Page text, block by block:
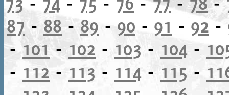
87 -88-89 - 90 - 91 - 92-
-101- 102 - 103 - 104 -
- 112 - 113 - 114 - 115 -